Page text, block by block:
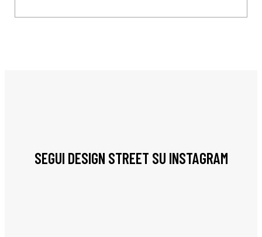
SEGUI DESIGN STREET SU INSTAGRAM